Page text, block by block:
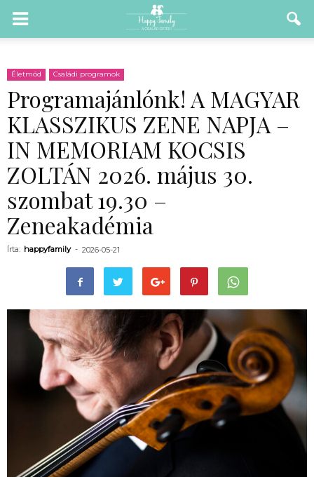
Életmód Családi programok
Programajánlónk! A MAGYAR
KLASSZIKUS ZENE NAPJA –
IN MEMORIAM KOCSIS
ZOLTÁN 2026. május 30.
szombat 19.30 –
Zeneakadémia
Írta: happyfamily - 2026-05-21